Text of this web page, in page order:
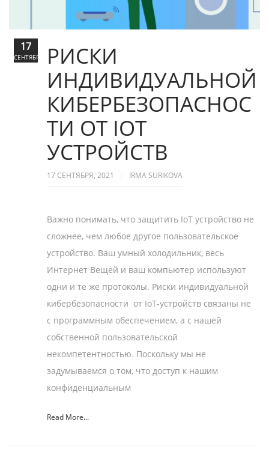
РИСКИ
ИНДИВИДУАЛЬНОЙ
КИБЕРБЕЗОПАСНОС
ТИ ОТ IOT
УСТРОЙСТВ
17 СЕНТЯБРЯ, 2021 IRMA SURIKOVA
Важно понимать, что защитить IоT устройство не
сложнее, чем любое другое пользовательское
устройство. Ваш умный холодильник, весь
Интернет Вещей и ваш компьютер используют
одни и те же протоколы. Риски индивидуальной
кибербезопасности от IoT-устройств связаны не
с программным обеспечением, а с нашей
собственной пользовательской
некомпетентностью. Поскольку мы не
задумываемся о том, что доступ к нашим
конфиденциальным
Read More...
17
СЕНТЯБРЬ